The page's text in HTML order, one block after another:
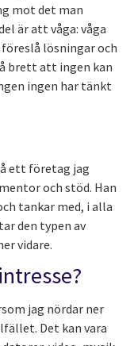
mot det man
är att våga: våga
lösningar och
brett att ingen kan
ingen har tänkt
ett företag jag
och stöd. Han
tankar med, i alla
den typen av
vidare.
jag nördar ner
Det kan vara